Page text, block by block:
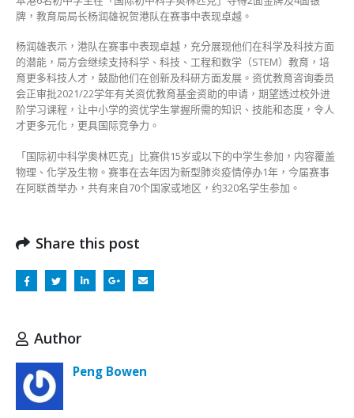
贺〉
牌，教育局局长杨润雄祝贺港队在赛事中表现卓越。
杨润雄表示，港队在赛事中表现卓越，充分展现他们在科学及科技方面
的潜能，局方会继续支持科学、科技、工程和数学（STEM）教育，培
育更多科技人才，鼓励他们在创新及科研方面发展。资优教育咨询委员
会正审批2021/22学年有关资优教育基金资助的申请，期望透过校外进
阶学习课程，让中小学的资优学生掌握所需的知识、技能和态度，令人
才更多元化，更具国际竞争力。
「国际初中科学奥林匹克」比赛供15岁或以下的中学生参加，内容覆盖
物理、化学及生物。赛事在去年因为新型肺炎疫情停办1年，今届赛事
在阿联酋举办，共有来自70个国家或地区，约320名学生参加。
Share this post
Author
Peng Bowen